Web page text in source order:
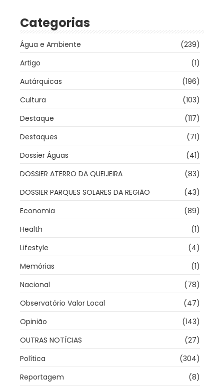
Categorias
Água e Ambiente
(239)
Artigo
(1)
Autárquicas
(196)
Cultura
(103)
Destaque
(117)
Destaques
(71)
Dossier Águas
(41)
DOSSIER ATERRO DA QUEIJEIRA
(83)
DOSSIER PARQUES SOLARES DA REGIÃO
(43)
Economia
(89)
Health
(1)
Lifestyle
(4)
Memórias
(1)
Nacional
(78)
Observatório Valor Local
(47)
Opinião
(143)
OUTRAS NOTÍCIAS
(27)
Política
(304)
Reportagem
(8)